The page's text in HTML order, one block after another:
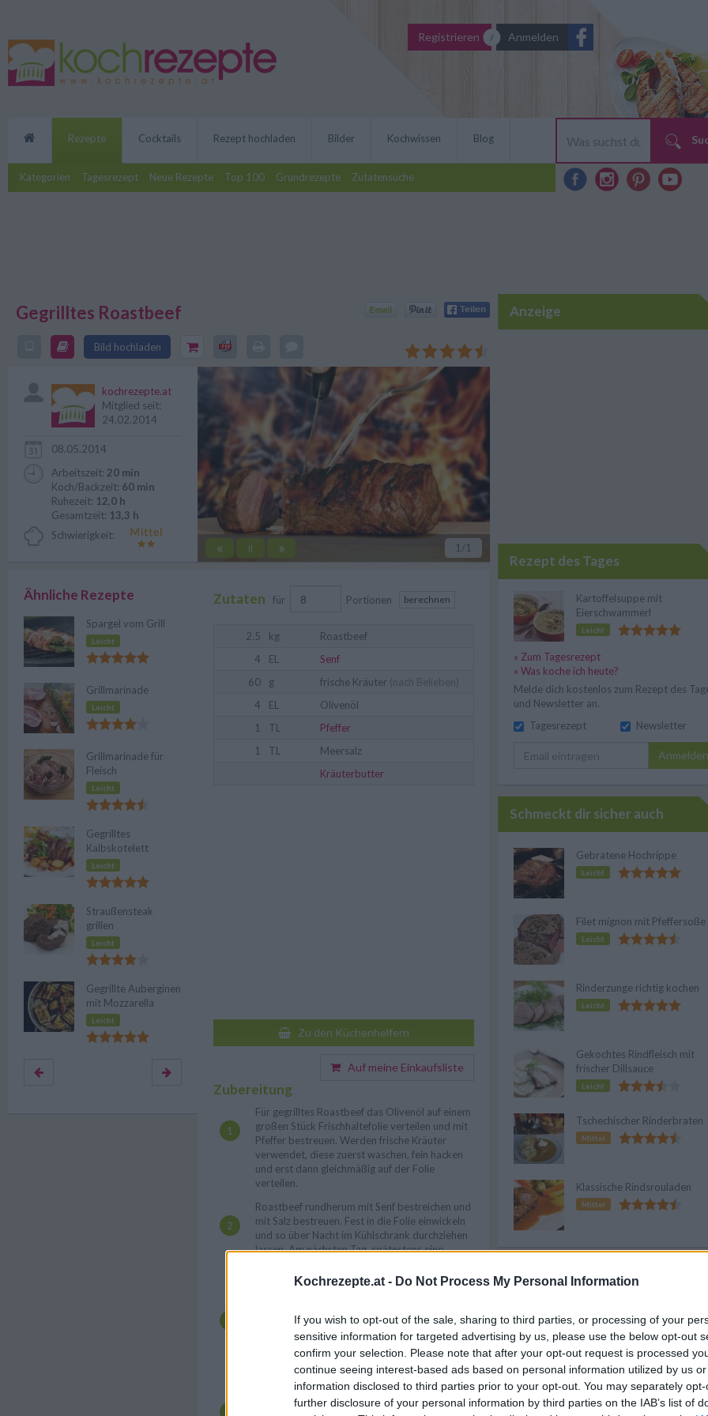
Kochrezepte.at - Do Not Process My Personal Information
If you wish to opt-out of the sale, sharing to third parties, or processing of your
sensitive information for targeted advertising by us, please use the below opt-out
confirm your selection. Please note that after your opt-out request is processed
continue seeing interest-based ads based on personal information utilized by us
information disclosed to third parties prior to your opt-out. You may separately
further disclosure of your personal information by third parties on the IAB’s list of
Registrieren Anmelden
Rezepte
Kategorien Tagesrezept Neue Rezepte Top 100 Grundrezepte Zutatensuche
Cocktails Rezept hochladen Bilder Kochwissen Blog
Gegrilltes Roastbeef
Bild hochladen
gegrilltes Roastbeef. Mit diesem Rezept wird das nächste
Grillfest ganz bestimmt zum kulinarischen Erfolg!
« || » 1 /1
kochrezepte.at
Mitglied seit:
24.02.2014
08.05.2014
Arbeitszeit: 20 min
Koch/Backzeit: 60 min
Ruhezeit: 12,0 h
Gesamtzeit: 13,3 h
Schwierigkeit:
Zutaten für Portionen berechnen
2.5 kg
Roastbeef
4
EL
Senf
60
g frische Kräuter (nach Belieben)
4
EL
Olivenöl
1
TL
Pfeffer
1
TL
Meersalz
Kräuterbutter
Zu den Küchenhelfern
Auf meine Einkaufsliste
Zubereitung
Für gegrilltes Roastbeef das Olivenöl auf einem
großen Stück Frischhaltefolie verteilen und mit
Pfeffer bestreuen. Werden frische Kräuter
verwendet, diese zuerst waschen, fein hacken
und erst dann gleichmäßig auf der Folie
verteilen.
Roastbeef rundherum mit Senf bestreichen und
mit Salz bestreuen. Fest in die Folie einwickeln
und so über Nacht im Kühlschrank durchziehen
lassen. Am nächsten Tag, spätestens eine
Kühlschrank nehmen.
wickeln und auf eine Aluminium-Grillschale
(alternativ: Alufolie) setzen und so auf den Grill
legen. Unter mehrmaligem Wenden das Fleisch
ca. 1 Stunde lang grillen, so dass es innen noch
rosa und außen leicht knusprig ist.
Aluminiumfolie bedecken. Einige Minuten rasten
Ähnliche Rezepte
Spargel vom Grill
Leicht
Grillmarinade
Leicht
Grillmarinade für
Fleisch
Leicht
Gegrilltes
Kalbskotelett
Leicht
Straußensteak
grillen
Leicht
Gegrillte Auberginen
mit Mozzarella
Leicht
Anzeige
Rezept des Tages
Kartoffelsuppe mit
Eierschwammerl
Leicht
» Zum Tagesrezept
» Was koche ich heute?
Melde dich kostenlos zum Rezept des
und Newsletter an.
Tagesrezept
Newsletter
Anmelden
Schmeckt dir sicher auch
Gebratene Hochrippe
Leicht
Filet mignon mit Pfeffersoße
Leicht
Rinderzunge richtig kochen
Leicht
Gekochtes Rindfleisch mit
frischer Dillsauce
Leicht
Tschechischer Rinderbraten
Mittel
Klassische Rindsrouladen
Mittel
Anzeige